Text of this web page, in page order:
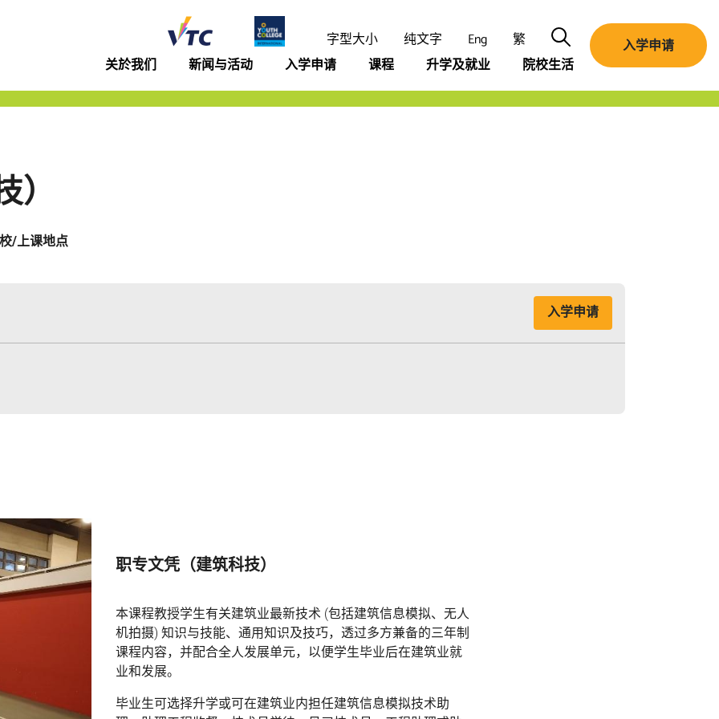
字型大小 纯文字 Eng 繁
Search
关於我们
新闻与活动 入学申请 课程 升学及就业 院校生活
入学申请
/上课地点
入学申请
职专文凭（建筑科技）
本课程教授学生有关建筑业最新技术 (包括建筑信息模拟、无人
机拍摄) 知识与技能、通用知识及技巧，透过多方兼备的三年制
课程内容，并配合全人发展单元，以便学生毕业后在建筑业就
业和发展。
毕业生可选择升学或可在建筑业内担任建筑信息模拟技术助